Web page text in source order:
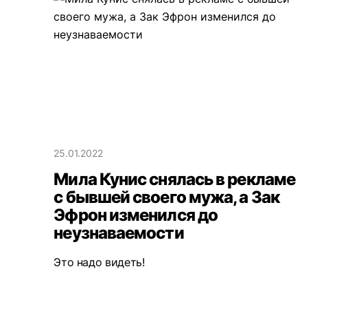
25.01.2022
Мила Кунис снялась в рекламе
с бывшей своего мужа, а Зак
Эфрон изменился до
неузнаваемости
Это надо видеть!